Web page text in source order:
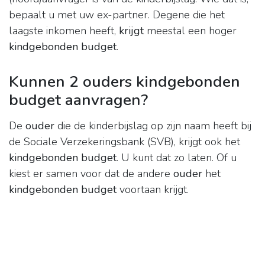
bepaalt u met uw ex-partner. Degene die het
laagste inkomen heeft, krijgtmeestal een hoger
kindgebonden budget.
Kunnen 2 ouders kindgebonden
budget aanvragen?
De ouder die de kinderbijslag op zijn naam heeft bij
de Sociale Verzekeringsbank (SVB), krijgt ook het
kindgebonden budget. U kunt dat zo laten. Of u
kiest er samen voor dat de andere ouder het
kindgebonden budgetvoortaan krijgt.